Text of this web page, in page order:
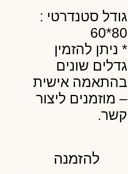
גודל סטנדרטי :
80*60
* ניתן להזמין
גדלים שונים
בהתאמה אישית
– מוזמנים ליצור
קשר.
להזמנה